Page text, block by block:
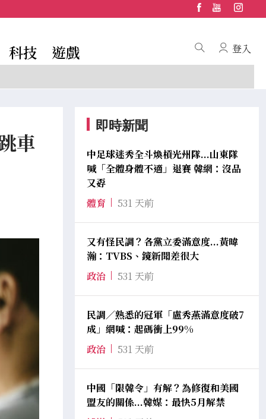
科技 遊戲 登入
車
即時新聞
中足球迷秀全斗煥槓光州隊...山東隊
喊「全體身體不適」退賽 韓網：沒品
又孬
體育
531 天前
又有怪民調？各黨立委滿意度...黃暐
瀚：TVBS、鏡新聞差很大
政治
531 天前
民調／熟悉的冠軍「盧秀燕滿意度破7
成」網喊：起碼衝上99%
政治
531 天前
中國「限韓令」有解？為修復和美國
盟友的關係...韓媒：最快5月解禁